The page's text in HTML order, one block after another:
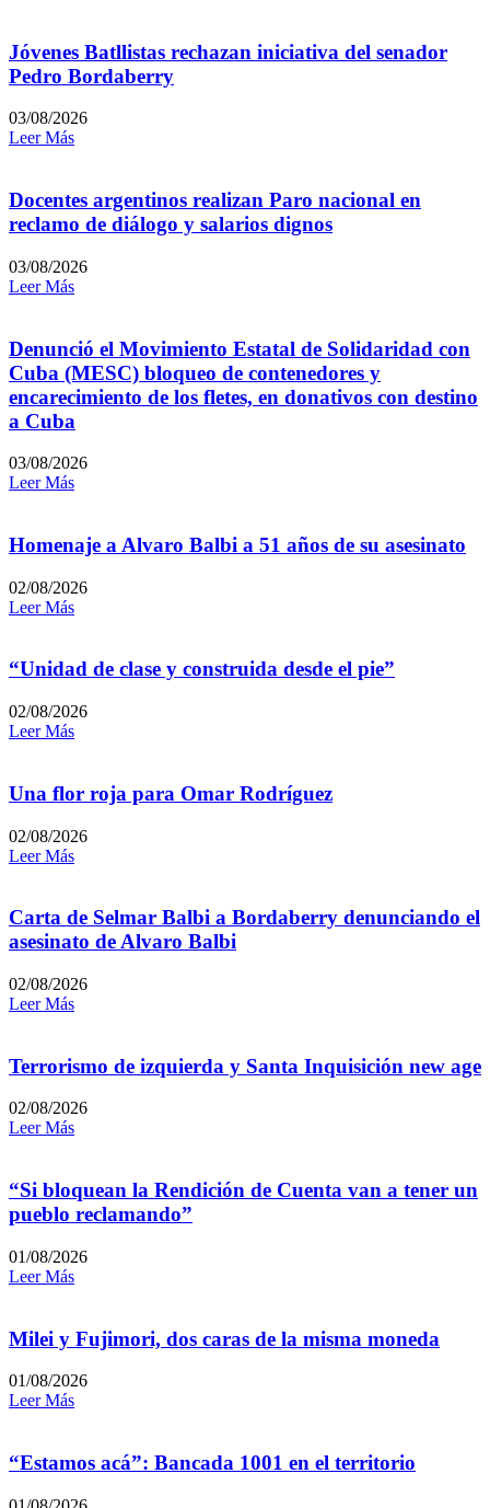
Jóvenes Batllistas rechazan iniciativa del senador
Pedro Bordaberry
03/08/2026
Leer Más
Docentes argentinos realizan Paro nacional en
reclamo de diálogo y salarios dignos
03/08/2026
Leer Más
Denunció el Movimiento Estatal de Solidaridad con
Cuba (MESC) bloqueo de contenedores y
encarecimiento de los fletes, en donativos con destino
a Cuba
03/08/2026
Leer Más
Homenaje a Alvaro Balbi a 51 años de su asesinato
02/08/2026
Leer Más
“Unidad de clase y construida desde el pie”
02/08/2026
Leer Más
Una flor roja para Omar Rodríguez
02/08/2026
Leer Más
Carta de Selmar Balbi a Bordaberry denunciando el
asesinato de Alvaro Balbi
02/08/2026
Leer Más
Terrorismo de izquierda y Santa Inquisición new age
02/08/2026
Leer Más
“Si bloquean la Rendición de Cuenta van a tener un
pueblo reclamando”
01/08/2026
Leer Más
Milei y Fujimori, dos caras de la misma moneda
01/08/2026
Leer Más
“Estamos acá”: Bancada 1001 en el territorio